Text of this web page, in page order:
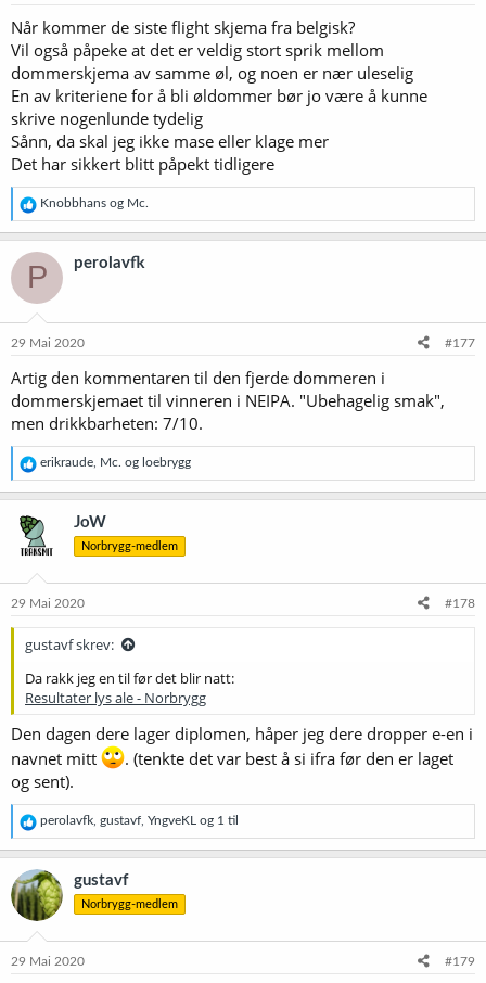
Når kommer de siste flight skjema fra belgisk?
Vil også påpeke at det er veldig stort sprik mellom
dommerskjema av samme øl, og noen er nær uleselig
En av kriteriene for å bli øldommer bør jo være å kunne
skrive nogenlunde tydelig
Sånn, da skal jeg ikke mase eller klage mer
Det har sikkert blitt påpekt tidligere
R
e
a
k
s
o
e
:
Knobbhans og Mc.
P perolavfk
29 Mai 2020 #177
Artig den kommentaren til den fjerde dommeren i
dommerskjemaet til vinneren i NEIPA. "Ubehagelig smak",
men drikkbarheten: 7/10.
R
e
a
s
j
e
erikraude Mc. og loebrygg
JoW
Norbrygg-medlem
29 Mai 2020 #178
gustavf skrev:
Da rakk jeg en til før det blir natt:
Resultater lys ale - Norbrygg
Den dagen dere lager diplomen, håper jeg dere dropper e-en i
navnet mitt
. (tenkte det var best å si ifra før den er laget
og sent).
R
e
a
k
s
j
o
e
perolavfk gustavf YngveKL og 1 til
gustavf
Norbrygg-medlem
29 Mai 2020 #179